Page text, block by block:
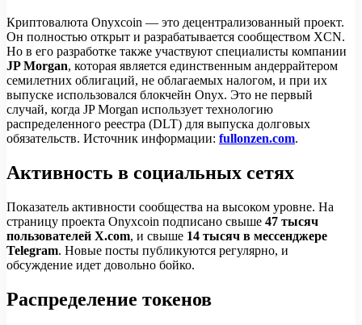
Криптовалюта Onyxcoin — это децентрализованный проект.
Он полностью открыт и разрабатывается сообществом XCN.
Но в его разработке также участвуют специалисты компании
JP Morgan, которая является единственным андеррайтером
семилетних облигаций, не облагаемых налогом, и при их
выпуске использовался блокчейн Onyx. Это не первый
случай, когда JP Morgan использует технологию
распределенного реестра (DLT) для выпуска долговых
обязательств. Источник информации: fullonzen.com.
Активность в социальных сетях
Показатель активности сообщества на высоком уровне. На
страницу проекта Onyxcoin подписано свыше 47 тысяч
пользователей X.com, и свыше 14 тысяч в мессенджере
Telegram. Новые посты публикуются регулярно, и
обсуждение идет довольно бойко.
Распределение токенов